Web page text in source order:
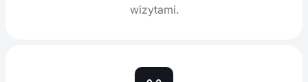
wizytami.